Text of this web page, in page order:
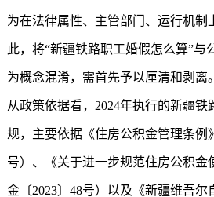
为在法律属性、主管部门、运行机制
此，将“新疆铁路职工婚假怎么算”与
为概念混淆，需首先予以厘清和剥离。
从政策依据看，2024年执行的新疆铁
规，主要依据《住房公积金管理条例
号）、《关于进一步规范住房公积金
金〔2023〕48号）以及《新疆维吾尔